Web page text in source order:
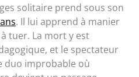
solitaire prend sous son
. Il lui apprend à manier
tuer. La mort y est
et le spectateur
duo improbable où